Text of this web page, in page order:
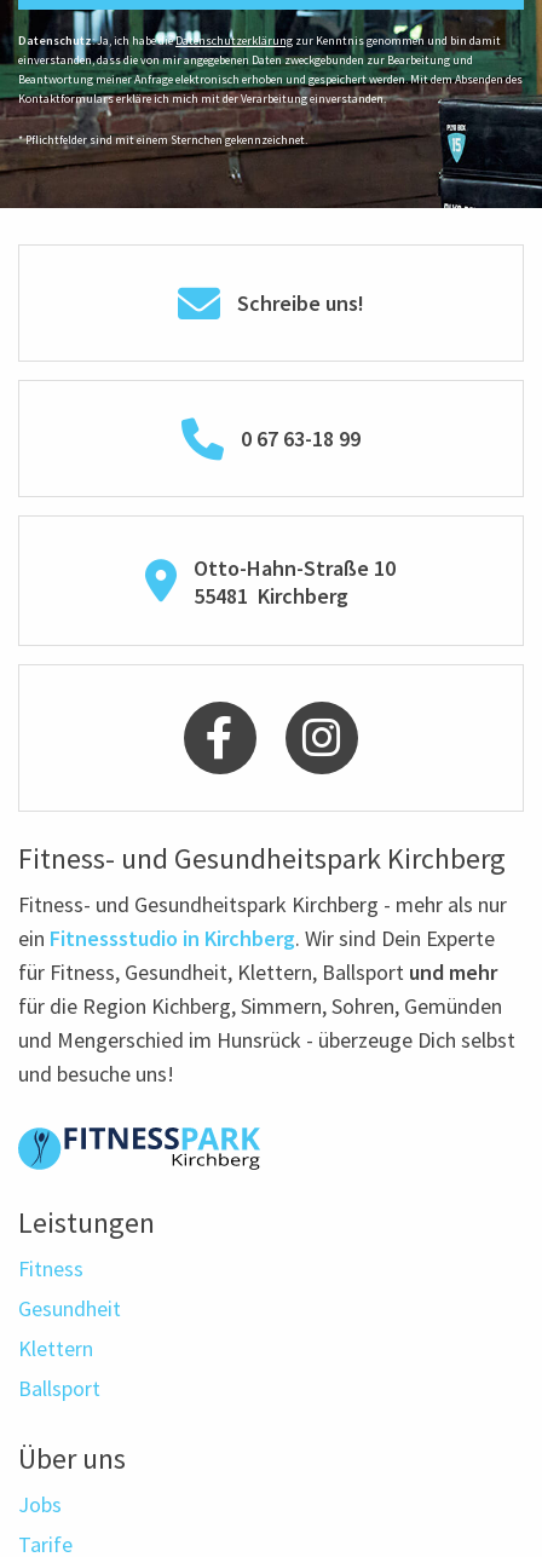
Datenschutz: Ja, ich habe dieDatenschutzerklärungzur Kenntnis genommen und bin damit
einverstanden, dass die von mir angegebenen Daten zweckgebunden zur Bearbeitung und
Beantwortung meiner Anfrage elektronisch erhoben und gespeichert werden. Mit dem Absenden des
Kontaktformulars erkläre ich mich mit der Verarbeitung einverstanden.
* Pflichtfelder sind mit einem Sternchen gekennzeichnet.
Schreibe uns!
0 67 63-18 99
Otto-Hahn-Straße 10
55481 Kirchberg
Fitness- und Gesundheitspark Kirchberg
Fitness- und Gesundheitspark Kirchberg - mehr als nur
ein Fitnessstudio in Kirchberg. Wir sind Dein Experte
für Fitness, Gesundheit, Klettern, Ballsport und mehr
für die Region Kichberg, Simmern, Sohren, Gemünden
und Mengerschied im Hunsrück - überzeuge Dich selbst
und besuche uns!
Leistungen
Fitness
Gesundheit
Klettern
Ballsport
Über uns
Jobs
Tarife